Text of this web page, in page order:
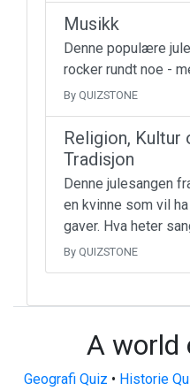
Musikk
Denne populære
rocker rundt noe -
By QUIZSTONE
Religion, Kultur
Tradisjon
Denne julesangen
en kvinne som vil
gaver. Hva heter
By QUIZSTONE
A world
Geografi Quiz • Historie